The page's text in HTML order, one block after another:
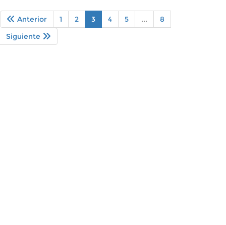
Anterior 1 2 3 4 5 ...
8
Siguiente